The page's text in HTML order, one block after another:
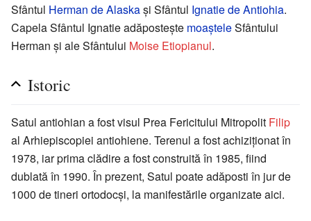
Sfântul Herman de Alaskaşi Sfântul Ignatie de Antiohia.
Capela Sfântul Ignatie adăposteşte moaşteleSfântului
Herman şi ale Sfântului Moise Etiopianul.
Istoric
Satul antiohian a fost visul Prea Fericitului Mitropolit Filip
al Arhiepiscopiei antiohiene. Terenul a fost achiziţionat în
1978, iar prima clădire a fost construită în 1985, fiind
dublată în 1990. În prezent, Satul poate adăposti în jur de
1000 de tineri ortodocşi, la manifestările organizate aici.